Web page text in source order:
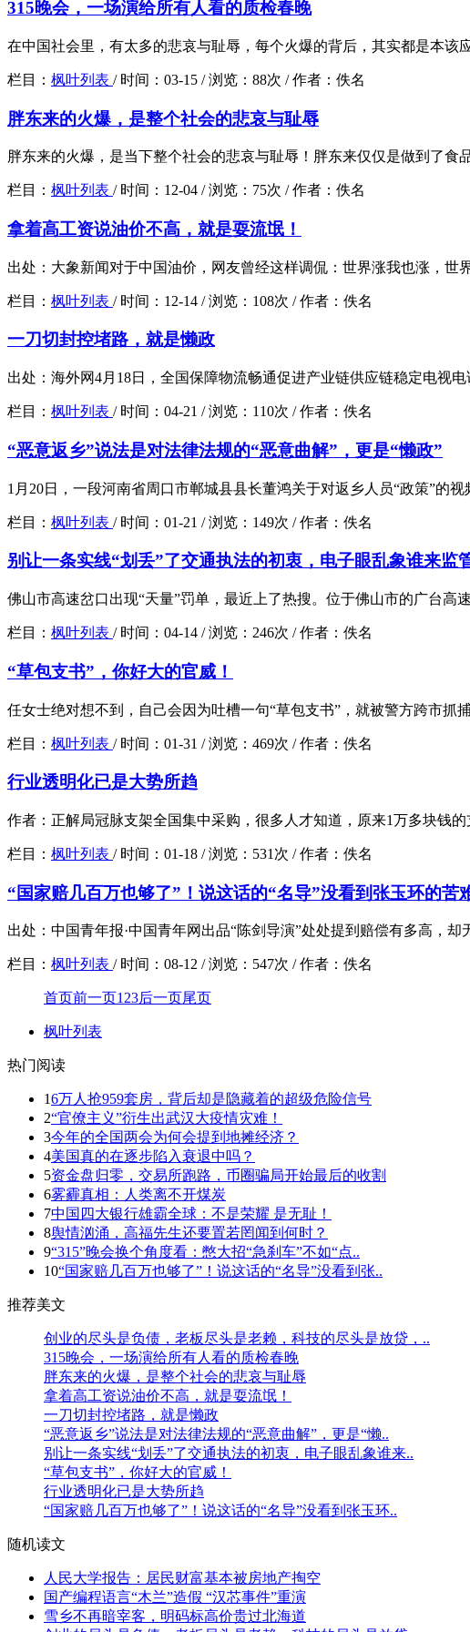
315晚会，一场演给所有人看的质检春晚
在中国社会里，有太多的悲哀与耻辱，每个火爆的背后，其实都是本该
栏目： 枫叶列表 / 时间： 03-15 /浏览： 88次 /作者： 佚名
胖东来的火爆，是整个社会的悲哀与耻辱
胖东来的火爆，是当下整个社会的悲哀与耻辱！胖东来仅仅是做到了
栏目： 枫叶列表 / 时间： 12-04 /浏览： 75次 /作者： 佚名
拿着高工资说油价不高，就是耍流氓！
出处：大象新闻对于中国油价，网友曾经这样调侃：世界涨我也涨，
栏目： 枫叶列表 / 时间： 12-14 /浏览： 108次 /作者： 佚名
一刀切封控堵路，就是懒政
出处：海外网4月18日，全国保障物流畅通促进产业链供应链稳定电视
栏目： 枫叶列表 / 时间： 04-21 /浏览： 110次 /作者： 佚名
“恶意返乡”说法是对法律法规的“恶意曲解”，更是“懒政”
1月20日，一段河南省周口市郸城县县长董鸿关于对返乡人员“政策”的
栏目： 枫叶列表 / 时间： 01-21 /浏览： 149次 /作者： 佚名
别让一条实线“划丢”了交通执法的初衷，电子眼乱象谁来监
佛山市高速岔口出现“天量”罚单，最近上了热搜。位于佛山市的广台高
栏目： 枫叶列表 / 时间： 04-14 /浏览： 246次 /作者： 佚名
“草包支书”，你好大的官威！
任女士绝对想不到，自己会因为吐槽一句“草包支书”，就被警方跨市抓
栏目： 枫叶列表 / 时间： 01-31 /浏览： 469次 /作者： 佚名
行业透明化已是大势所趋
作者：正解局冠脉支架全国集中采购，很多人才知道，原来1万多块钱
栏目： 枫叶列表 / 时间： 01-18 /浏览： 531次 /作者： 佚名
“国家赔几百万也够了”！说这话的“名导”没看到张玉环的苦
出处：中国青年报·中国青年网出品“陈剑导演”处处提到赔偿有多高，
栏目： 枫叶列表 / 时间： 08-12 /浏览： 547次 /作者： 佚名
首页前一页1 23后一页尾页
枫叶列表
热门阅读
16万人抢959套房，背后却是隐藏着的超级危险信号
2“官僚主义”衍生出武汉大疫情灾难！
3今年的全国两会为何会提到地摊经济？
4美国真的在逐步陷入衰退中吗？
5资金盘归零，交易所跑路，币圈骗局开始最后的收割
6雾霾真相：人类离不开煤炭
7中国四大银行雄霸全球：不是荣耀 是无耻！
8舆情汹涌，高福先生还要置若罔闻到何时？
9“315”晚会换个角度看：憋大招“急刹车”不如“点..
10“国家赔几百万也够了”！说这话的“名导”没看到张..
推荐美文
创业的尽头是负债，老板尽头是老赖，科技的尽头是放贷，..
315晚会，一场演给所有人看的质检春晚
胖东来的火爆，是整个社会的悲哀与耻辱
拿着高工资说油价不高，就是耍流氓！
一刀切封控堵路，就是懒政
“恶意返乡”说法是对法律法规的“恶意曲解”，更是“懒..
别让一条实线“划丢”了交通执法的初衷，电子眼乱象谁来..
“草包支书”，你好大的官威！
行业透明化已是大势所趋
“国家赔几百万也够了”！说这话的“名导”没看到张玉环..
随机读文
人民大学报告：居民财富基本被房地产掏空
国产编程语言“木兰”造假 “汉芯事件”重演
雪乡不再暗宰客，明码标高价贵过北海道